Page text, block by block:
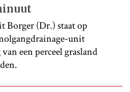
Borger (Dr.) staat op
unit
een perceel grasland